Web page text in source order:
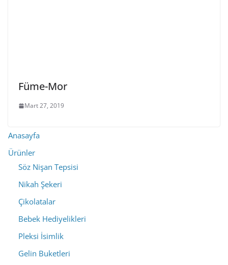
Füme-Mor
Mart 27, 2019
Anasayfa
Ürünler
Söz Nişan Tepsisi
Nikah Şekeri
Çikolatalar
Bebek Hediyelikleri
Pleksi İsimlik
Gelin Buketleri